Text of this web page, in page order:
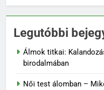
Legutóbbi
Álmok titkai:
birodalmában
Női test álomban –